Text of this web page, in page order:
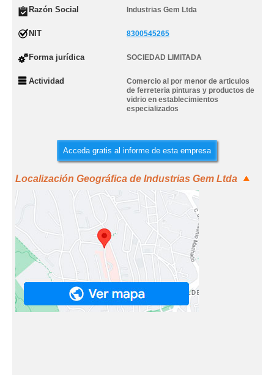
Razón Social Industrias Gem Ltda
NIT 8300545265
Forma jurídica SOCIEDAD LIMITADA
Actividad
Comercio al por menor de articulos
de ferreteria pinturas y productos de
vidrio en establecimientos
especializados
Acceda gratis al informe de esta empresa
Localización Geográfica de Industrias Gem Ltda